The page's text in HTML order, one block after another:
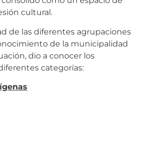
cultural.
de las diferentes agrupaciones
de la municipalidad
dio a conocer los
categorías: